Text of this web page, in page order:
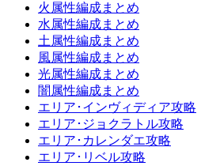
火属性編成まとめ
水属性編成まとめ
土属性編成まとめ
風属性編成まとめ
光属性編成まとめ
闇属性編成まとめ
エリア･インヴィディア攻略
エリア･ジョクラトル攻略
エリア･カレンダエ攻略
エリア･リベル攻略